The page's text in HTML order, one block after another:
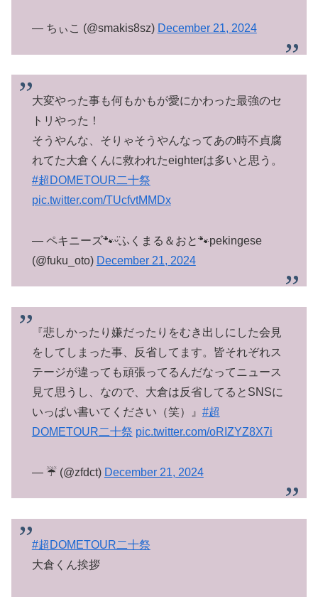
— ちぃこ (@smakis8sz) December 21, 2024
大変やった事も何もかもが愛にかわった最強のセ
トリやった！
そうやんな、そりゃそうやんなってあの時不貞腐
れてた大倉くんに救われたeighterは多いと思う。
#超DOMETOUR二十祭
pic.twitter.com/TUcfvtMMDx
— ペキニーズ🐾ᵕ̈ふくまる＆おと🐾pekingese
(@fuku_oto) December 21, 2024
『悲しかったり嫌だったりをむき出しにした会見
をしてしまった事、反省してます。皆それぞれス
テージが違っても頑張ってるんだなってニュース
見て思うし、なので、大倉は反省してるとSNSに
いっぱい書いてください（笑）』 #超
DOMETOUR二十祭 pic.twitter.com/oRIZYZ8X7i
— ☔️ (@zfdct) December 21, 2024
#超DOMETOUR二十祭
大倉くん挨拶